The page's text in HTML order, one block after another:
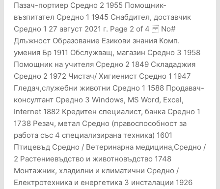
Пазач-портиер Средно 2 1955 Помощник-
възпитател Средно 1 1945 Снабдител, доставчик
Средно 1 27 август 2021 г. Page 2 of 4 No#
Длъжност Образование Езикови знания Комп.
умения Бр 1911 Обслужващ, магазин Средно 3 1958
Помощник на учителя Средно 2 1849 Склададжия
Средно 2 1972 Чистач/ Хигиенист Средно 1 1947
Гледач,служебни животни Средно 1 1588 Продавач-
консултант Средно 3 Windows, MS Word, Excel,
Internet 1882 Кредитен специалист, банка Средно 1
1738 Резач, метал Средно (правоспособност за
работа със 4 специализирана техника) 1601
Птицевъд Средно / Ветеринарна медицина,Средно /
2 Растениевъдство и животновъдство 1748
Монтажник, хладилни и климатични Средно /
Електротехника и енергетика 3 инсталации 1926